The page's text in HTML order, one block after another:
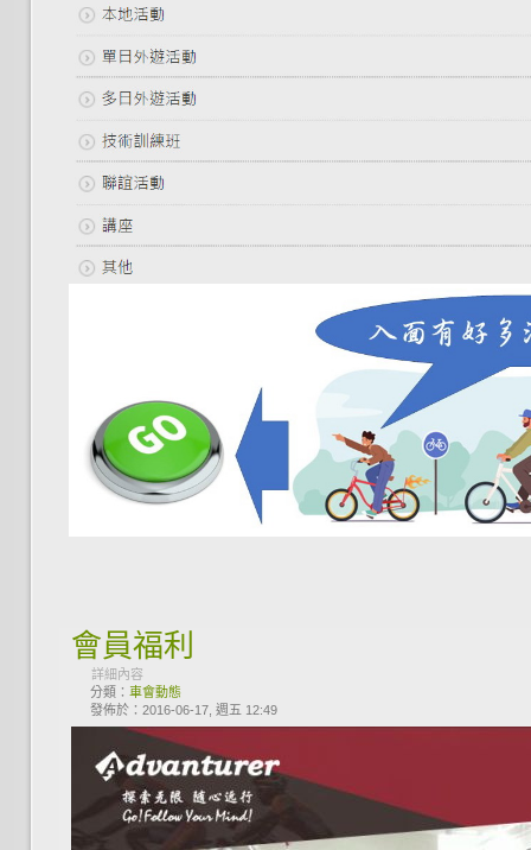
會員福利
詳細內容
分類： 車會動態
發佈於：2016-06-17, 週五 12:49